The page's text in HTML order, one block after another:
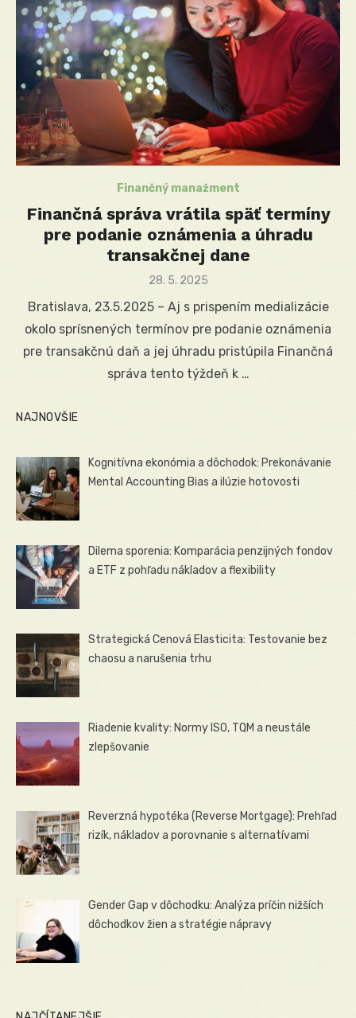
Finančný manažment
Finančná správa vrátila späť termíny
pre podanie oznámenia a úhradu
transakčnej dane
Posted
28. 5. 2025
Bratislava, 23.5.2025 – Aj s prispením medializácie
okolo sprísnených termínov pre podanie oznámenia
pre transakčnú daň a jej úhradu pristúpila Finančná
správa tento týždeň k …
NAJNOVŠIE
Kognitívna ekonómia a dôchodok: Prekonávanie
Mental Accounting Bias a ilúzie hotovosti
Dilema sporenia: Komparácia penzijných fondov
a ETF z pohľadu nákladov a flexibility
Strategická Cenová Elasticita: Testovanie bez
chaosu a narušenia trhu
Riadenie kvality: Normy ISO, TQM a neustále
zlepšovanie
Reverzná hypotéka (Reverse Mortgage): Prehľad
rizík, nákladov a porovnanie s alternatívami
Gender Gap v dôchodku: Analýza príčin nižších
dôchodkov žien a stratégie nápravy